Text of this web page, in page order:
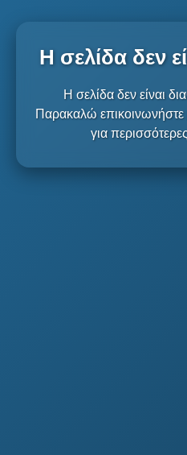
Η σελίδα δεν
Η σελίδα δεν είναι
Παρακαλώ επικοινωνήστε
για